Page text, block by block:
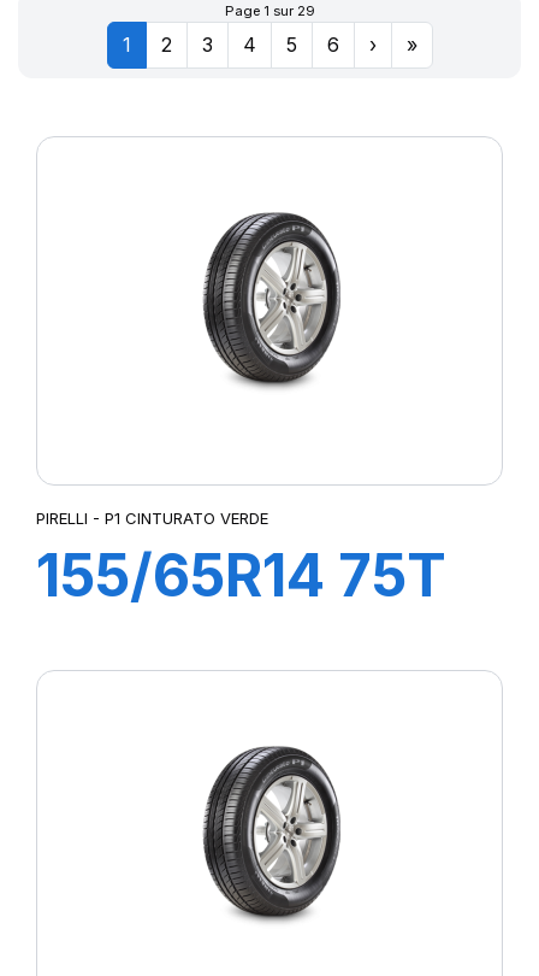
Page 1 sur 29
1 2 3 4 5 6 › »
PIRELLI - P1 CINTURATO VERDE
155/65R14 75T